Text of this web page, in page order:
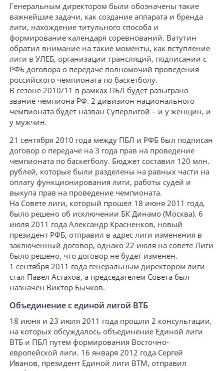
Генеральным директором были обозначены такие
важнейшие задачи, как создание аппарата и бренда
лиги, нахождение титульного способа и
формирование календаря соревнований. Ватутин
обратил внимание на такие моменты, как вступление
лиги в УЛЕБ, организации трансляций, подписании с
РФБ договора о передаче полномочий проведения
российского чемпионата по баскетболу.
В сезоне 2010/11 в рамках ПБЛ будет разыграно
звание чемпиона РФ. 2 дивизион национального
чемпионата будет назван Суперлигой – и у женщин, и
у мужчин.
21 сентября 2010 года между ПБЛ и РФБ был подписан
договор о передаче на 3 года прав на проведение
чемпионата по баскетболу. Бюджет составил 120 млн.
рублей, которые были разделены на равных части на
оплату функционирования лиги, работы судей и
выкупа прав на проведение чемпионата.
На Совете лиги, который прошел 18 июня 2011 года,
было решено об исключении БК Динамо (Москва). 6
июля 2011 года Александр Красненков, новый
президент РФБ, отправил в адрес лиги изменения в
заключенный договор, однако 22 июля на совете Лиги
было решено, что договор не будет изменен.
1 сентября 2011 года генеральным директором лиги
стал Павел Астахов, а председателем Совета был
назначен Виктор Бычков.
Объединение с единой лигой ВТБ
18 июня и 23 июля 2011 года прошли 2 консультации,
на которых обсуждалось объединение Единой лиги
ВТБ и ПБЛ путем формирования Восточно-
европейской лиги. 16 января 2012 года Сергей
Иванов, президент Единой лиги ВТМ, отправил